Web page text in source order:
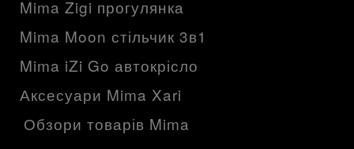
Mima Zigi прогулянка
Mima Moon стільчик 3в1
Mima iZi Go автокрісло
Аксесуари Mima Xari
Обзори товарів Mima